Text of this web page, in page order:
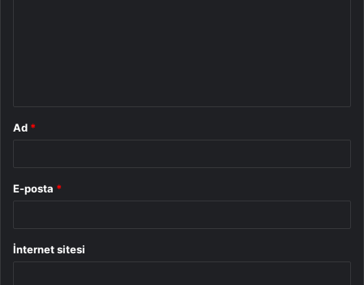
Ad *
E-posta *
İnternet sitesi